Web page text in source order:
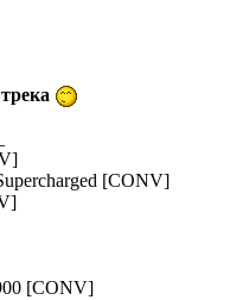
[CONV]
[CONV]